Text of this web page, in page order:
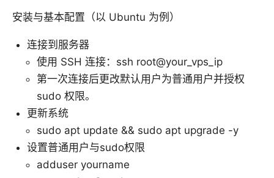
安装与基本配置（以 Ubuntu 为例）
连接到服务器
使用 SSH 连接：ssh root@your_vps_ip
第一次连接后更改默认用户为普通用户并授权
sudo 权限。
更新系统
sudo apt update && sudo apt upgrade -y
设置普通用户与sudo权限
adduser yourname